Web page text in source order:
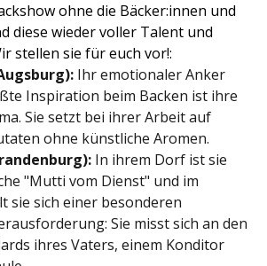
ohne die Bäcker:innen und
diese wieder voller Talent und
stellen sie für euch vor!:
Ihr emotionaler Anker
Inspiration beim Backen ist ihre
Sie setzt bei ihrer Arbeit auf
ohne künstliche Aromen.
In ihrem Dorf ist sie
"Mutti vom Dienst" und im
sie sich einer besonderen
Sie misst sich an den
ihres Vaters, einem Konditor